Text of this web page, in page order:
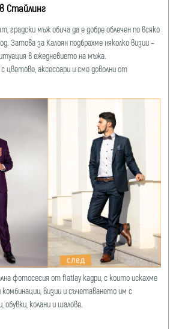
Стайлинг
градски мъж обича да е добре облечен по всяко
Затова за Калоян подбрахме няколко визии –
в ежедневието на мъжа.
цветове, аксесоари и сме доволни от
фотосесия от flatlay кадри, с които искахме
комбинации, визии и съчетаването им с
обувки, колани и шалове.